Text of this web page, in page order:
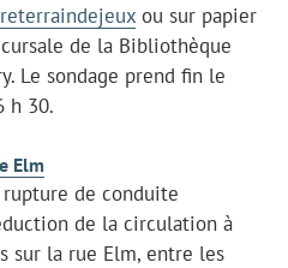
ou sur papier
de la Bibliothèque
Le sondage prend fin le
h 30.
Elm
rupture de conduite
de la circulation à
sur la rue Elm, entre les